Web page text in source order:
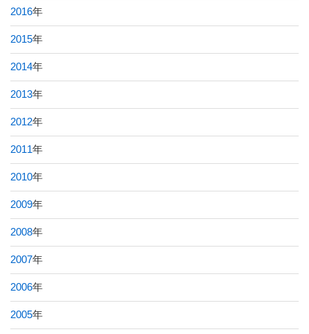
2016年
2015年
2014年
2013年
2012年
2011年
2010年
2009年
2008年
2007年
2006年
2005年